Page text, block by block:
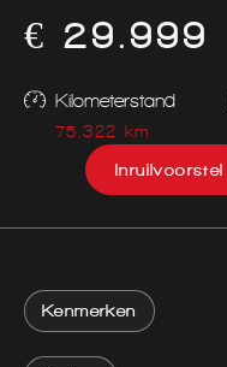
€ 29.999
Kilometerstand
75.322 km
Inruilvoorstel
Kenmerken